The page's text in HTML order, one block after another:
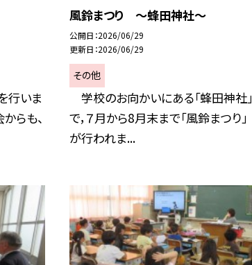
行いま
らも、
風鈴まつり ～蜂田神社～
公開日 2026/06/29
更新日 2026/06/29
その他
学校のお向かいにある「蜂田神社」
で，７月から8月末まで「風鈴まつり」
が行われま...